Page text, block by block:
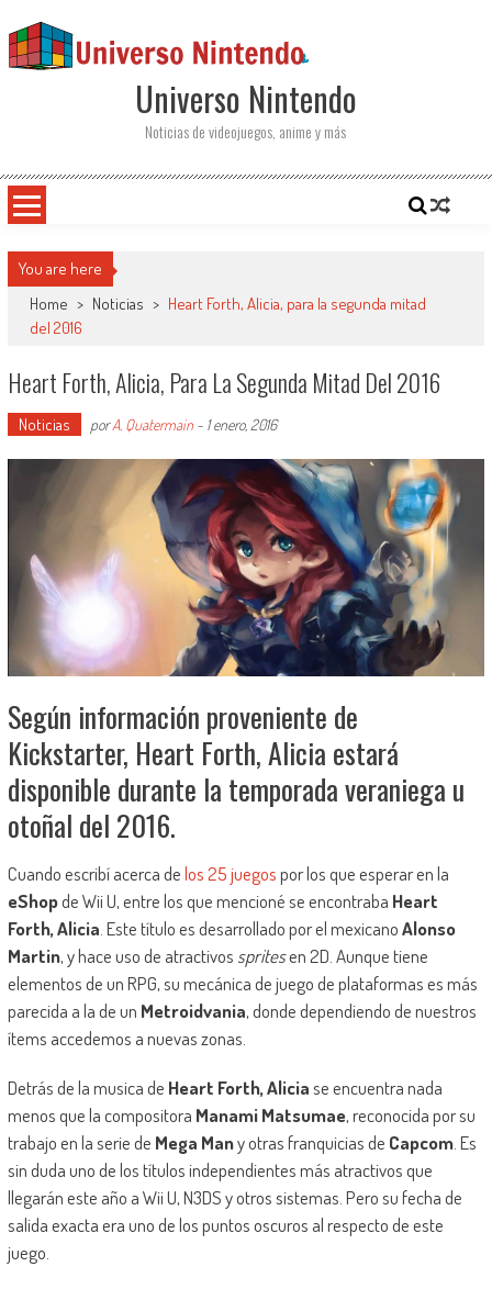
Universo Nintendo
Noticias de videojuegos, anime y más
You are here
Home > Noticias > Heart Forth, Alicia, para la segunda mitad
del 2016
Heart Forth, Alicia, Para La Segunda Mitad Del 2016
Noticias porA. Quatermain- 1 enero, 2016
Según información proveniente de
Kickstarter, Heart Forth, Alicia estará
disponible durante la temporada veraniega u
otoñal del 2016.
Cuando escribí acerca delos 25 juegospor los que esperar en la
eShopde Wii U, entre los que mencioné se encontraba Heart
Forth, Alicia . Este título es desarrollado por el mexicanoAlonso
Martin, y hace uso de atractivos spritesen 2D. Aunque tiene
elementos de un RPG, su mecánica de juego de plataformas es más
parecida a la de un Metroidvania, donde dependiendo de nuestros
ítems accedemos a nuevas zonas.
Detrás de la musica de Heart Forth, Aliciase encuentra nada
menos que la compositora Manami Matsumae, reconocida por su
trabajo en la serie de Mega Many otras franquicias de Capcom. Es
sin duda uno de los títulos independientes más atractivos que
llegarán este año a Wii U, N3DS y otros sistemas. Pero su fecha de
salida exacta era uno de los puntos oscuros al respecto de este
juego.